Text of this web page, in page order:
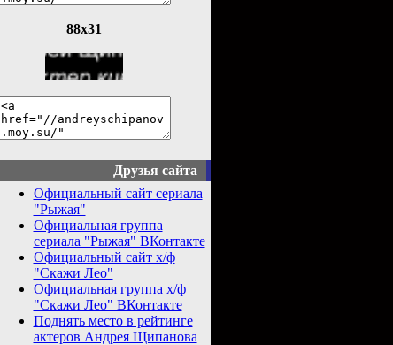
88x31
Друзья сайта
Официальный сайт сериала
"Рыжая"
Официальная группа
сериала "Рыжая" ВКонтакте
Официальный сайт х/ф
"Скажи Лео"
Официальная группа х/ф
"Скажи Лео" ВКонтакте
Поднять место в рейтинге
актеров Андрея Щипанова